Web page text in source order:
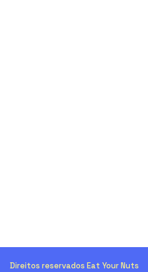
Direitos reservados Eat Your Nuts